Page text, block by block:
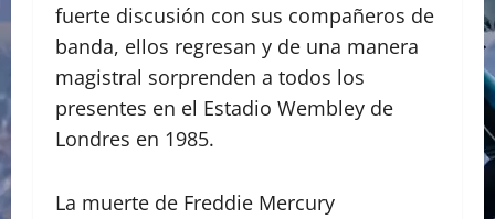
fuerte discusión con sus compañeros de
banda, ellos regresan y de una manera
magistral sorprenden a todos los
presentes en el Estadio Wembley de
Londres en 1985.
La muerte de Freddie Mercury